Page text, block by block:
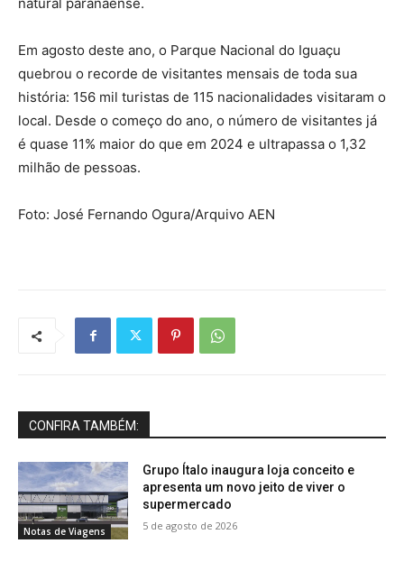
Em agosto deste ano, o Parque Nacional do Iguaçu
quebrou o recorde de visitantes mensais de toda sua
história: 156 mil turistas de 115 nacionalidades visitaram o
local. Desde o começo do ano, o número de visitantes já
é quase 11% maior do que em 2024 e ultrapassa o 1,32
milhão de pessoas.
Foto: José Fernando Ogura/Arquivo AEN
CONFIRA TAMBÉM:
Notas de Viagens
Grupo Ítalo inaugura loja conceito e
apresenta um novo jeito de viver o
supermercado
5 de agosto de 2026